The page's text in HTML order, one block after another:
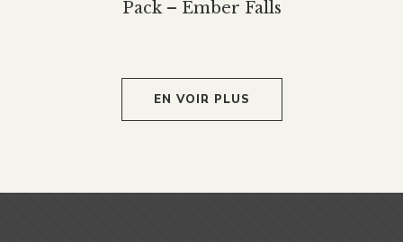
Pack – Ember Falls
EN VOIR PLUS